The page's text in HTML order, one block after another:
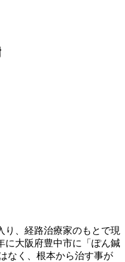
り、経路治療家のもとで現
に大阪府豊中市に「ぽん鍼
なく、根本から治す事が